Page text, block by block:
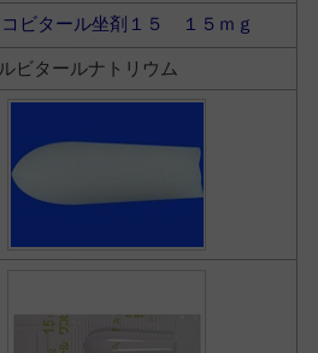
コビタール坐剤１５ １５ｍｇ
ビタールナトリウム